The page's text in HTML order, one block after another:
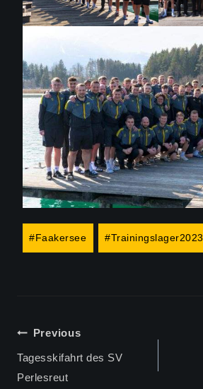
Post
#Faakersee #Trainingslager2023
BEITRAGS-
NAVIGATION
Previous
Tagesskifahrt des SV
Perlesreut